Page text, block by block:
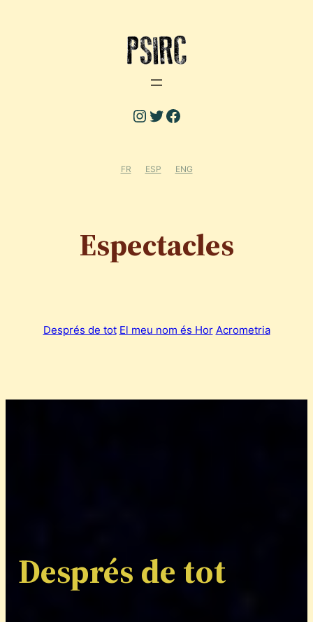
Instagram Twitter Facebook
FR ESP ENG
Espectacles
Després de tot El meu nom és Hor Acrometria
Després de tot